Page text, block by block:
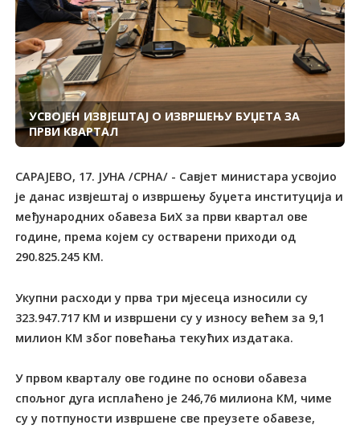
УСВОЈЕН ИЗВЈЕШТАЈ О ИЗВРШЕЊУ БУЏЕТА ЗА
ПРВИ КВАРТАЛ
САРАЈЕВО, 17. ЈУНА /СРНА/ - Савјет министара усвојио
је данас извјештај о извршењу буџета институција и
међународних обавеза БиХ за први квартал ове
године, према којем су остварени приходи од
290.825.245 KM.
Укупни расходи у прва три мјесеца износили су
323.947.717 KM и извршени су у износу већем за 9,1
милион КМ због повећања текућих издатака.
У првом кварталу ове године по основи обавеза
спољног дуга исплаћено је 246,76 милиона КМ, чиме
су у потпуности извршене све преузете обавезе,